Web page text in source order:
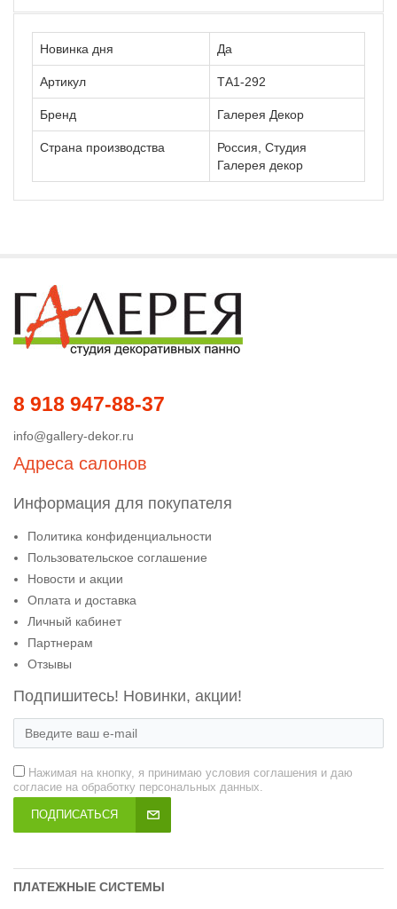
Новинка дня Да
Артикул ТА1-292
Бренд Галерея Декор
Страна производства
Россия, Студия
Галерея декор
8 918 947-88-37
info@gallery-dekor.ru
Адреса салонов
Информация для покупателя
Политика конфиденциальности
Пользовательское соглашение
Новости и акции
Оплата и доставка
Личный кабинет
Партнерам
Отзывы
Подпишитесь! Новинки, акции!
Нажимая на кнопку, я принимаю условия соглашения и даю
согласие на обработку персональных данных.
ПОДПИСАТЬСЯ
ПЛАТЕЖНЫЕ СИСТЕМЫ